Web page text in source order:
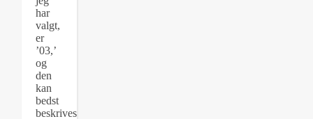
har
valgt,
er
’03,’
og
den
kan
bedst
beskrives